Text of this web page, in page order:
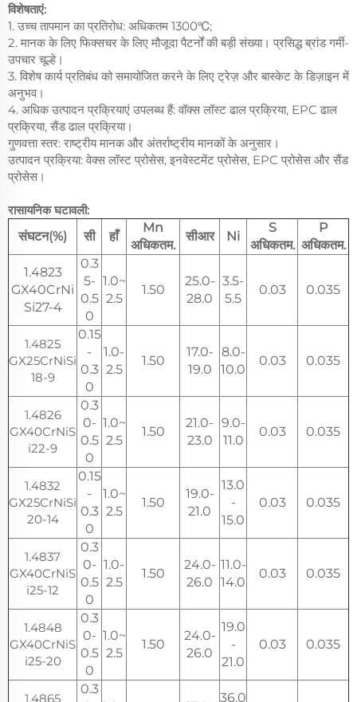
विशेषताएं:
1. उच्च तापमान का प्रतिरोध: अधिकतम 1300℃;
2. मानक के लिए फिक्सचर के लिए मौजूदा पैटर्नों की बड़ी संख्या। प्रसिद्ध ब्रांड गर्मी-
उपचार चूल्हे।
3. विशेष कार्य प्रतिबंध को समायोजित करने के लिए ट्रेज़ और बास्केट के डिज़ाइन में
अनुभव।
4. अधिक उत्पादन प्रक्रियाएं उपलब्ध हैं: वॉक्स लॉस्ट ढाल प्रक्रिया, EPC ढाल
प्रक्रिया, सैंड ढाल प्रक्रिया।
गुणवत्ता स्तर: राष्ट्रीय मानक और अंतर्राष्ट्रीय मानकों के अनुसार।
उत्पादन प्रक्रिया: वेक्स लॉस्ट प्रोसेस, इनवेस्टमेंट प्रोसेस, EPC प्रोसेस और सैंड
प्रोसेस।
रासायनिक घटावली:
संघटन(%)
सी हाँ
Mn
अधिकतम.
सीआर Ni
S
अधिकतम.
P
अधिकतम.
1.4823
GX40CrNi
Si27-4
0.3
5-
0.5
0
1.0~
2.5
1.50
25.0-
28.0
3.5-
5.5
0.03 0.035
1.4825
GX25CrNiSi
18-9
0.15
-
0.3
0
1.0-
2.5
1.50
17.0-
19.0
8.0-
10.0
0.03 0.035
1.4826
GX40CrNiS
i22-9
0.3
0-
0.5
0
1.0~
2.5
1.50
21.0-
23.0
9.0-
11.0
0.03 0.035
1.4832
GX25CrNiSi
20-14
0.15
-
0.3
0
1.0~
2.5
1.50
19.0-
21.0
13.0
-
15.0
0.03 0.035
1.4837
GX40CrNiS
i25-12
0.3
0-
0.5
0
1.0-
2.5
1.50
24.0-
26.0
11.0-
14.0
0.03 0.035
1.4848
GX40CrNiS
i25-20
0.3
0-
0.5
0
1.0~
2.5
1.50
24.0-
26.0
19.0
-
21.0
0.03 0.035
1.4865
0.3
36.0